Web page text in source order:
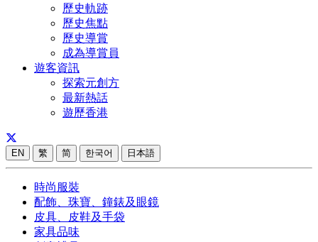
歷史軌跡
歷史焦點
歷史導賞
成為導賞員
遊客資訊
探索元創方
最新熱話
遊歷香港
EN 繁 简 한국어 日本語
時尚服裝
配飾、珠寶、鐘錶及眼鏡
皮具、皮鞋及手袋
家具品味